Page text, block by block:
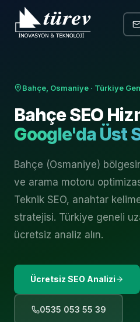
Bahçe, Osmaniye · Türkiye
BahçeSEO
Google'da Üst
Bahçe (Osmaniye)
ve arama motoru
Teknik SEO, anahtar
stratejisi. Türkiye geneli
ücretsiz analiz alın.
Ücretsiz SEO Analizi
0535 053 55 39